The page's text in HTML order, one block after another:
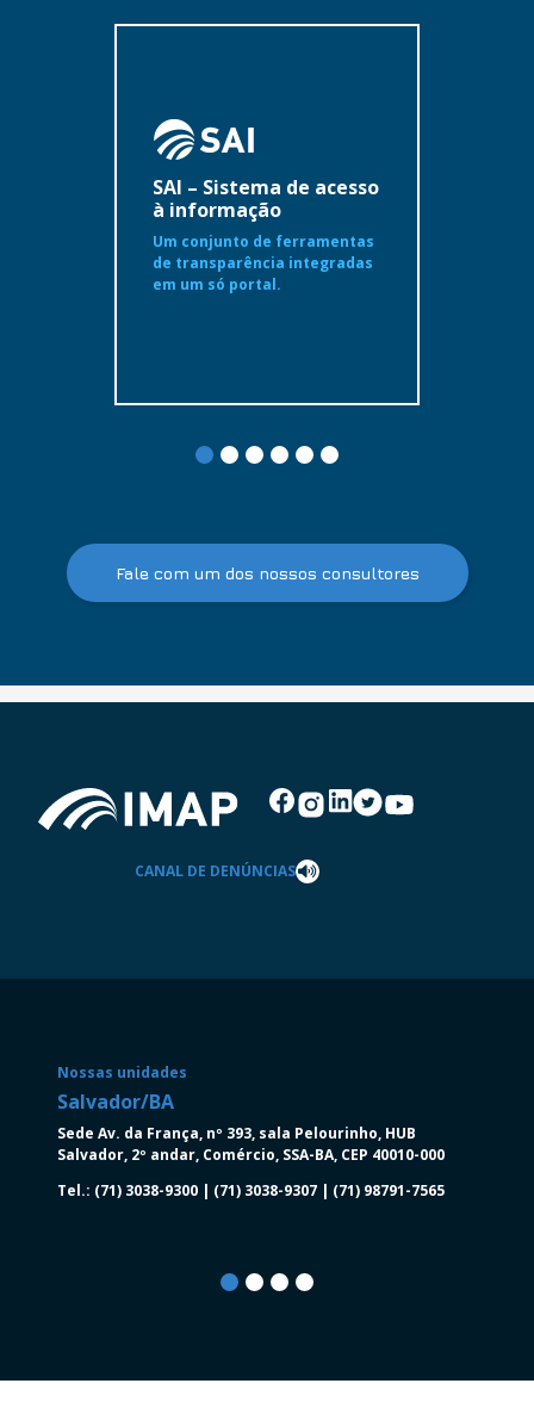
SAI – Sistema de acesso
à informação
Um conjunto de ferramentas
de transparência integradas
em um só portal.
Fale com um dos nossos consultores
CANAL DE DENÚNCIAS
Nossas unidades
Salvador/BA
Sede Av. da França, nº 393, sala Pelourinho, HUB
Salvador, 2º andar, Comércio, SSA-BA, CEP 40010-000
Tel.: (71) 3038-9300 | (71) 3038-9307 | (71) 98791-7565